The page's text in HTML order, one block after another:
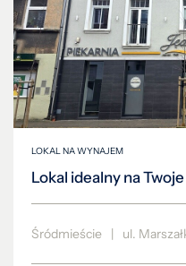
LOKAL NA WYNAJEM
Lokal idealny na
Śródmieście | ul.